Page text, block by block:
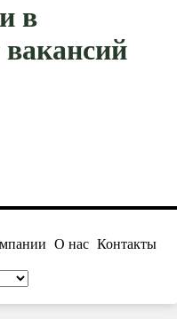
в
О нас Контакты